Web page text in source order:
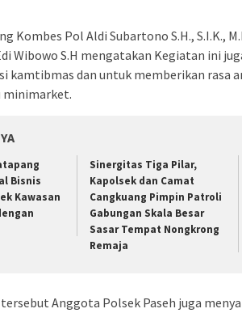
Kombes Pol Aldi Subartono S.H., S.I.K.,
Wibowo S.H mengatakan Kegiatan ini
kamtibmas dan untuk memberikan rasa
minimarket.
Bisnis
Kawasan
Sinergitas Tiga Pilar,
Kapolsek dan Camat
Cangkuang Pimpin Patroli
Gabungan Skala Besar
Sasar Tempat Nongkrong
Remaja
Anggota Polsek Paseh juga